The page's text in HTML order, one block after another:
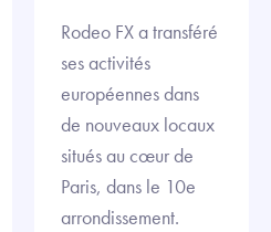
Rodeo FX a transféré
ses activités
européennes dans
de nouveaux locaux
situés au cœur de
Paris, dans le 10e
arrondissement.